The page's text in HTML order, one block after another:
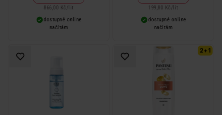
866,00 Kč / lit
dostupné online
načítám
199,80 Kč / lit
dostupné online
načítám
2+1